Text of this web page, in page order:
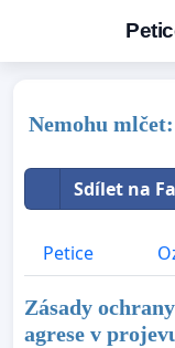
Nemohu
Sdílet na
Petice
Zásady
agrese v